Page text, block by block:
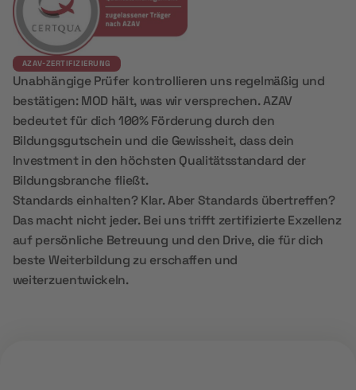
AZAV-ZERTIFIZIERUNG
Unabhängige Prüfer kontrollieren uns regelmäßig und
bestätigen: MOD hält, was wir versprechen. AZAV
bedeutet für dich 100% Förderung durch den
Bildungsgutschein und die Gewissheit, dass dein
Investment in den höchsten Qualitätsstandard der
Bildungsbranche fließt.
Standards einhalten? Klar. Aber Standards übertreffen?
Das macht nicht jeder. Bei uns trifft zertifizierte Exzellenz
auf persönliche Betreuung und den Drive, die für dich
beste Weiterbildung zu erschaffen und
weiterzuentwickeln.